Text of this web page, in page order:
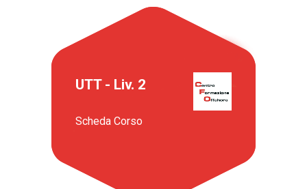
UTT - Liv. 2
Scheda Corso